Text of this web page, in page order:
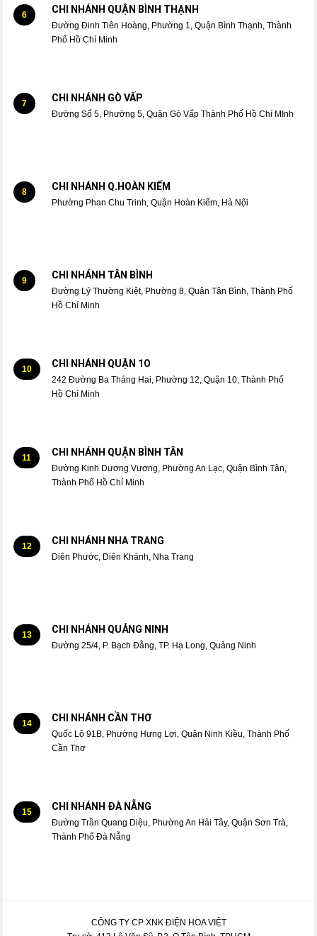
6 CHI NHÁNH QUẬN BÌNH THẠNH
Đường Đinh Tiên Hoàng, Phường 1, Quận Bình Thạnh, Thành
Phố Hồ Chí Minh
7 CHI NHÁNH GÒ VẤP
Đường Số 5, Phường 5, Quận Gò Vấp Thành Phố Hồ Chí MInh
8 CHI NHÁNH Q.HOÀN KIẾM
Phường Phan Chu Trinh, Quận Hoàn Kiếm, Hà Nội
9 CHI NHÁNH TÂN BÌNH
Đường Lý Thường Kiệt, Phường 8, Quận Tân Bình, Thành Phố
Hồ Chí Minh
10 CHI NHÁNH QUẬN 1O
242 Đường Ba Tháng Hai, Phường 12, Quận 10, Thành Phố
Hồ Chí Minh
11 CHI NHÁNH QUẬN BÌNH TÂN
Đường Kinh Dương Vương, Phường An Lạc, Quận Bình Tân,
Thành Phố Hồ Chí Minh
12 CHI NHÁNH NHA TRANG
Diên Phước, Diên Khánh, Nha Trang
13 CHI NHÁNH QUẢNG NINH
Đường 25/4, P. Bạch Đằng, TP. Hạ Long, Quảng Ninh
14 CHI NHÁNH CẦN THƠ
Quốc Lộ 91B, Phường Hưng Lợi, Quận Ninh Kiều, Thành Phố
Cần Thơ
15 CHI NHÁNH ĐÀ NẴNG
Đường Trần Quang Diệu, Phường An Hải Tây, Quận Sơn Trà,
Thành Phố Đà Nẵng
CÔNG TY CP XNK ĐIỆN HOA VIỆT